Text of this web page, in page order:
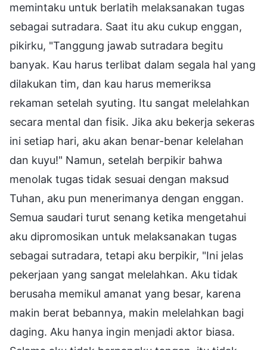
memintaku untuk berlatih melaksanakan tugas
sebagai sutradara. Saat itu aku cukup enggan,
pikirku, "Tanggung jawab sutradara begitu
banyak. Kau harus terlibat dalam segala hal yang
dilakukan tim, dan kau harus memeriksa
rekaman setelah syuting. Itu sangat melelahkan
secara mental dan fisik. Jika aku bekerja sekeras
ini setiap hari, aku akan benar-benar kelelahan
dan kuyu!" Namun, setelah berpikir bahwa
menolak tugas tidak sesuai dengan maksud
Tuhan, aku pun menerimanya dengan enggan.
Semua saudari turut senang ketika mengetahui
aku dipromosikan untuk melaksanakan tugas
sebagai sutradara, tetapi aku berpikir, "Ini jelas
pekerjaan yang sangat melelahkan. Aku tidak
berusaha memikul amanat yang besar, karena
makin berat bebannya, makin melelahkan bagi
daging. Aku hanya ingin menjadi aktor biasa.